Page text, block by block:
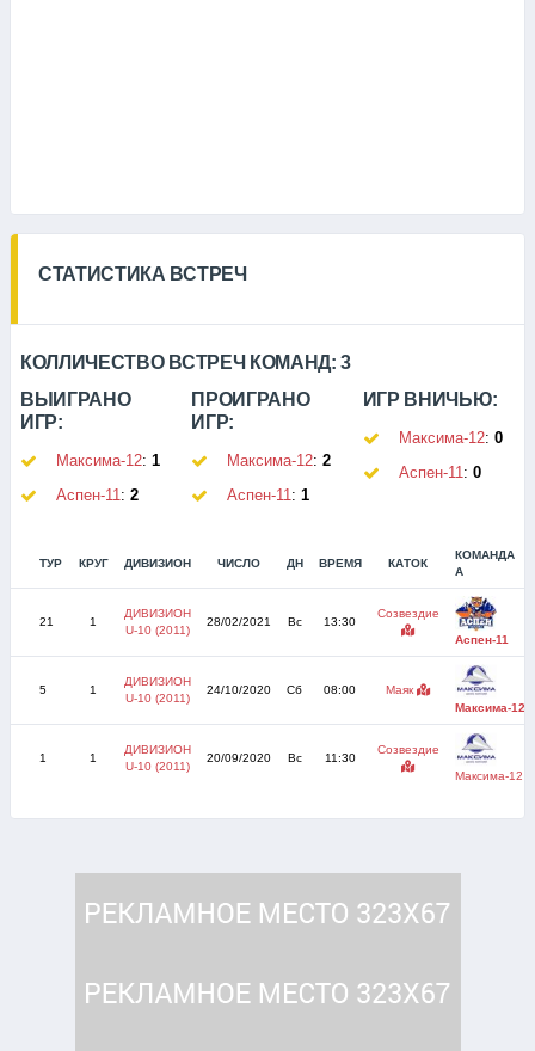
СТАТИСТИКА ВСТРЕЧ
КОЛЛИЧЕСТВО ВСТРЕЧ КОМАНД:3
ВЫИГРАНО
ИГР:
Максима-12: 1
Аспен-11 : 2
ПРОИГРАНО
ИГР:
Максима-12:2
Аспен-11 :1
ИГР ВНИЧЬЮ:
Максима-12: 0
Аспен-11 : 0
ТУР КРУГ ДИВИЗИОН ЧИСЛО ДН ВРЕМЯ КАТОК
КОМАНДА
А
21 1
ДИВИЗИОН
U-10 (2011)
28/02/2021 Вс 13:30
Созвездие
Аспен-11
5 1
ДИВИЗИОН
U-10 (2011)
24/10/2020 Сб 08:00
Маяк
Максима-12
1 1
ДИВИЗИОН
U-10 (2011)
20/09/2020 Вс 11:30
Созвездие
Максима-12